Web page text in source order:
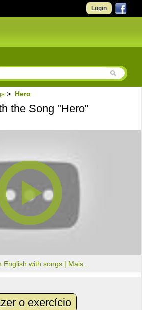
Login
> Hero
the Song "Hero"
English with songs | Mais...
o exercício